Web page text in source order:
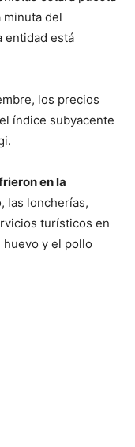
minuta del
entidad está
los precios
índice subyacente
en la
las loncherías,
turísticos en
y el pollo